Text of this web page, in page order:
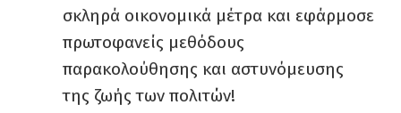
σκληρά οικονομικά μέτρα και εφάρμοσε
πρωτοφανείς μεθόδους
παρακολούθησης και αστυνόμευσης
της ζωής των πολιτών!